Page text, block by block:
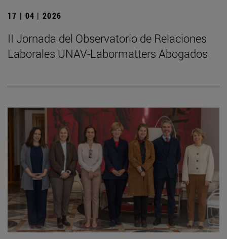
17 | 04 | 2026
II Jornada del Observatorio de Relaciones
Laborales UNAV-Labormatters Abogados